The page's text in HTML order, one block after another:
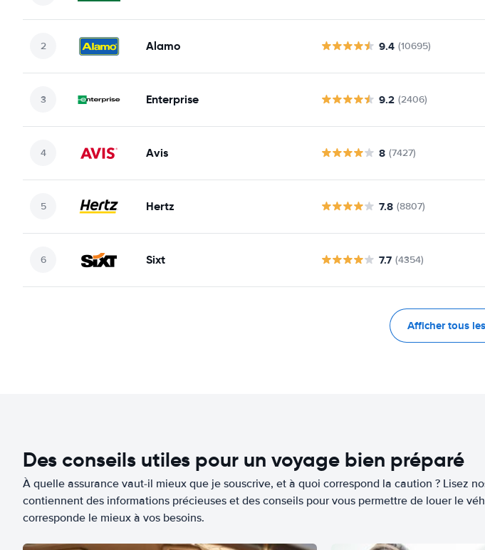
Alamo 9.4 (10695)
Enterprise 9.2 (2406)
Avis 8 (7427)
Hertz 7.8 (8807)
Sixt 7.7 (4354)
Afficher tous
Des conseils utiles pour un voyage bien préparé
À quelle assurance vaut-il mieux que je souscrive, et à quoi correspond la caution ? Lisez
contiennent des informations précieuses et des conseils pour vous permettre de louer le
corresponde le mieux à vos besoins.